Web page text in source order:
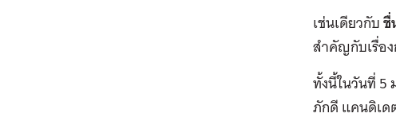
เช่นเดียวกับ
สำคัญกับเรื่อ
ทั้งนี้ในวันที่ 5
ภักดี แคนดิเด